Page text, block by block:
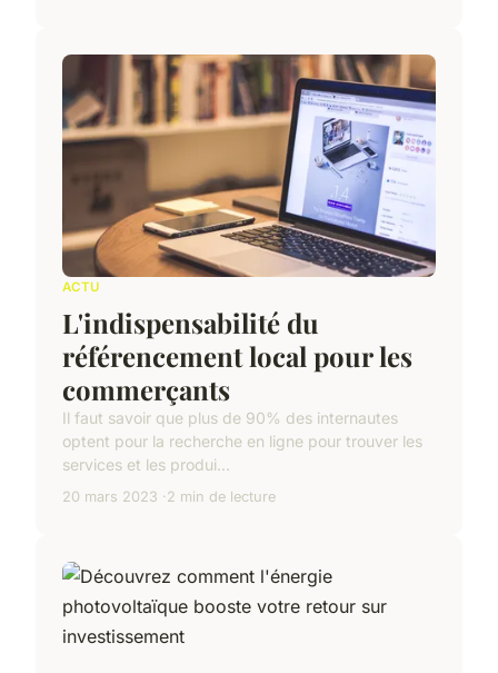
ACTU
L'indispensabilité du
référencement local pour les
commerçants
Il faut savoir que plus de 90% des internautes
optent pour la recherche en ligne pour trouver les
services et les produi...
20 mars 2023 2 min de lecture